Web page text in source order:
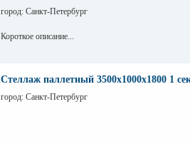
город: Санкт-Петербург
Короткое описание...
Стеллаж паллетный 3500х1000х1800 1
город: Санкт-Петербург